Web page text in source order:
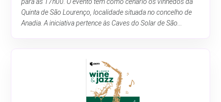
Quinta de São Lourenço, localidade situada no concelho de
Anadia. A iniciativa pertence às Caves do Solar de São...